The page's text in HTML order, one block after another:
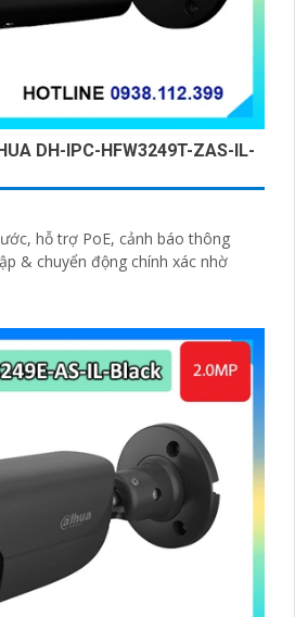
DH-IPC-HFW3249T-ZAS-IL-
hỗ trợ PoE, cảnh báo thông
& chuyển động chính xác nhờ